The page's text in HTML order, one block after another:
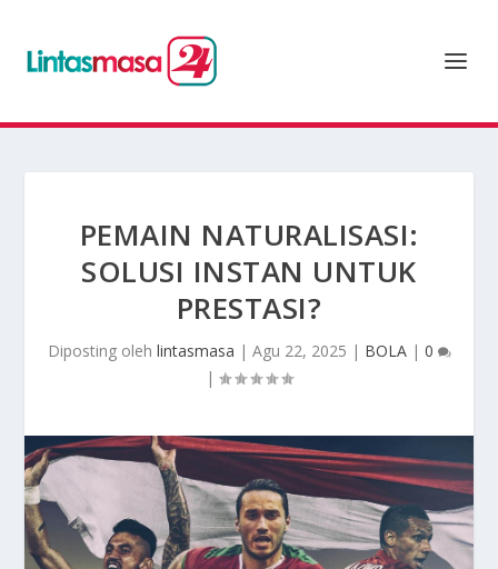
PEMAIN NATURALISASI:
SOLUSI INSTAN UNTUK
PRESTASI?
Diposting oleh lintasmasa | Agu 22, 2025 | BOLA| 0
|